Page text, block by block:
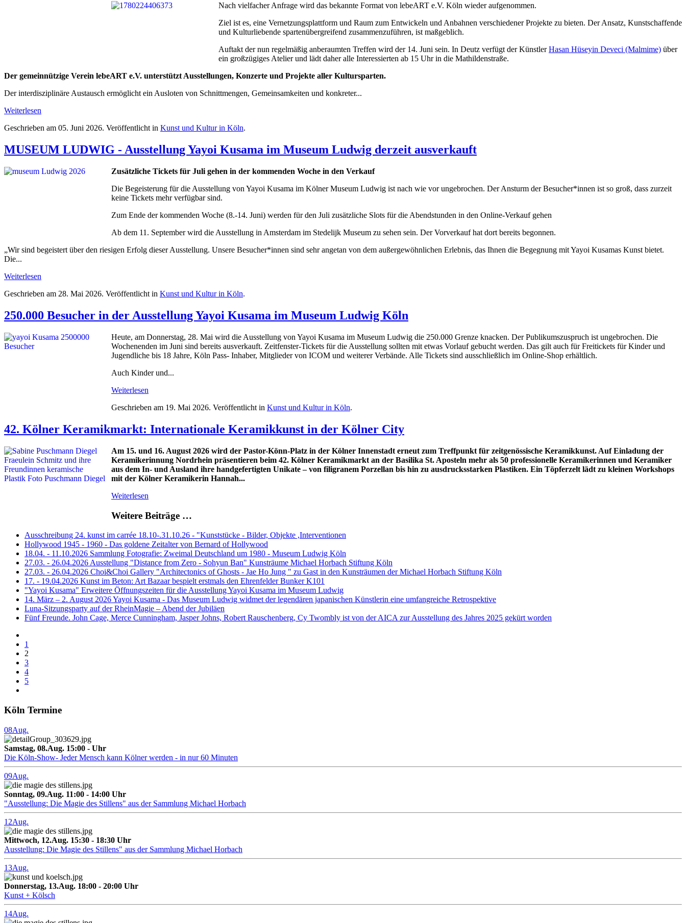
Nach vielfacher Anfrage wird das bekannte Format von lebeART e.V. Köln wieder aufgenommen.
Ziel ist es, eine Vernetzungsplattform und Raum zum Entwickeln und Anbahnen verschiedener Projekte zu bieten. Der Ansatz, Kunstschaffende
und Kulturliebende spartenübergreifend zusammenzuführen, ist maßgeblich.
Auftakt der nun regelmäßig anberaumten Treffen wird der 14. Juni sein. In Deutz verfügt der KünstlerHasan Hüseyin Deveci (Malmime) über
ein großzügiges Atelier und lädt daher alle Interessierten ab 15 Uhr in die Mathildenstraße.
Der gemeinnützige Verein lebeART e.V. unterstützt Ausstellungen, Konzerte und Projekte aller Kultursparten.
Der interdisziplinäre Austausch ermöglicht ein Ausloten von Schnittmengen, Gemeinsamkeiten und konkreter...
Weiterlesen
Geschrieben am 05. Juni 2026. Veröffentlicht in Kunst und Kultur in Köln.
MUSEUM LUDWIG - Ausstellung Yayoi Kusama im Museum Ludwig derzeit ausverkauft
Zusätzliche Tickets für Juli gehen in der kommenden Woche in den Verkauf
Die Begeisterung für die Ausstellung von Yayoi Kusama im Kölner Museum Ludwig ist nach wie vor ungebrochen. Der Ansturm der Besucher*innen ist so groß, dass zurzeit
keine Tickets mehr verfügbar sind.
Zum Ende der kommenden Woche (8.-14. Juni) werden für den Juli zusätzliche Slots für die Abendstunden in den Online-Verkauf gehen
Ab dem 11. September wird die Ausstellung in Amsterdam im Stedelijk Museum zu sehen sein. Der Vorverkauf hat dort bereits begonnen.
„Wir sind begeistert über den riesigen Erfolg dieser Ausstellung. Unsere Besucher*innen sind sehr angetan von dem außergewöhnlichen Erlebnis, das Ihnen die Begegnung mit Yayoi Kusamas Kunst bietet.
Die...
Weiterlesen
Geschrieben am 28. Mai 2026. Veröffentlicht in Kunst und Kultur in Köln.
250.000 Besucher in der Ausstellung Yayoi Kusama im Museum Ludwig Köln
Heute, am Donnerstag, 28. Mai wird die Ausstellung von Yayoi Kusama im Museum Ludwig die 250.000 Grenze knacken. Der Publikumszuspruch ist ungebrochen. Die
Wochenenden im Juni sind bereits ausverkauft. Zeitfenster-Tickets für die Ausstellung sollten mit etwas Vorlauf gebucht werden. Das gilt auch für Freitickets für Kinder und
Jugendliche bis 18 Jahre, Köln Pass- Inhaber, Mitglieder von ICOM und weiterer Verbände. Alle Tickets sind ausschließlich im Online-Shop erhältlich.
Auch Kinder und...
Weiterlesen
Geschrieben am 19. Mai 2026. Veröffentlicht in Kunst und Kultur in Köln.
42. Kölner Keramikmarkt: Internationale Keramikkunst in der Kölner City
Am 15. und 16. August 2026 wird der Pastor-Könn-Platz in der Kölner Innenstadt erneut zum Treffpunkt für zeitgenössische Keramikkunst. Auf Einladung der
Keramikerinnung Nordrhein präsentieren beim 42. Kölner Keramikmarkt an der Basilika St. Aposteln mehr als 50 professionelle Keramikerinnen und Keramiker
aus dem In- und Ausland ihre handgefertigten Unikate – von filigranem Porzellan bis hin zu ausdrucksstarken Plastiken. Ein Töpferzelt lädt zu kleinen Workshops
mit der Kölner Keramikerin Hannah...
Weiterlesen
Weitere Beiträge …
Ausschreibung 24. kunst im carrée 18.10-.31.10.26 - "Kunststücke - Bilder, Objekte ,Interventionen
Hollywood 1945 - 1960 - Das goldene Zeitalter von Bernard of Hollywood
18.04. - 11.10.2026 Sammlung Fotografie: Zweimal Deutschland um 1980 - Museum Ludwig Köln
27.03. - 26.04.2026 Ausstellung "Distance from Zero - Sohyun Ban" Kunsträume Michael Horbach Stiftung Köln
27.03. - 26.04.2026 Choi&Choi Gallery "Architectonics of Ghosts - Jae Ho Jung " zu Gast in den Kunsträumen der Michael Horbach Stiftung Köln
17. - 19.04.2026 Kunst im Beton: Art Bazaar bespielt erstmals den Ehrenfelder Bunker K101
"Yayoi Kusama" Erweitere Öffnungszeiten für die Ausstellung Yayoi Kusama im Museum Ludwig
14. März – 2. August 2026 Yayoi Kusama - Das Museum Ludwig widmet der legendären japanischen Künstlerin eine umfangreiche Retrospektive
Luna-Sitzungsparty auf der RheinMagie – Abend der Jubiläen
Fünf Freunde. John Cage, Merce Cunningham, Jasper Johns, Robert Rauschenberg, Cy Twombly ist von der AICA zur Ausstellung des Jahres 2025 gekürt worden
1
2
3
4
5
Köln Termine
08Aug.
Samstag, 08.Aug. 15:00 - Uhr
Die Köln-Show- Jeder Mensch kann Kölner werden - in nur 60 Minuten
09Aug.
Sonntag, 09.Aug. 11:00 - 14:00 Uhr
"Ausstellung: Die Magie des Stillens" aus der Sammlung Michael Horbach
12Aug.
Mittwoch, 12.Aug. 15:30 - 18:30 Uhr
Ausstellung: Die Magie des Stillens" aus der Sammlung Michael Horbach
13Aug.
Donnerstag, 13.Aug. 18:00 - 20:00 Uhr
Kunst + Kölsch
14Aug.